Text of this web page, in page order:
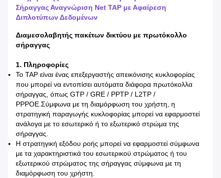
Σήραγγας Αναγνώριση Net TAP με Αφαίρεση
Διπλοτύπων Δεδομένων
Διαμεσολαβητής πακέτων δικτύου με πρωτόκολλο
σήραγγας
1. Πληροφορίες
Το TAP είναι ένας επεξεργαστής απεικόνισης κυκλοφορίας
που μπορεί να εντοπίσει αυτόματα διάφορα πρωτόκολλα
σήραγγας, όπως GTP / GRE / PPTP / L2TP /
PPPOE.Σύμφωνα με τη διαμόρφωση του χρήστη, η
στρατηγική παραγωγής κυκλοφορίας μπορεί να εφαρμοστεί
ανάλογα με το εσωτερικό ή το εξωτερικό στρώμα της
σήραγγας.
Η στρατηγική εξόδου ροής μπορεί να εφαρμοστεί σύμφωνα
με τα χαρακτηριστικά του εσωτερικού στρώματος ή του
εξωτερικού στρώματος της σήραγγας σύμφωνα με τη
διαμόρφωση του χρήστη.